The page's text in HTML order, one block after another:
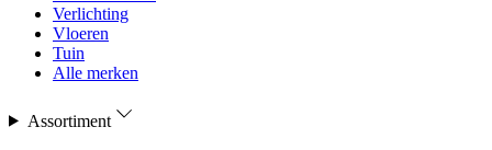
Verlichting
Vloeren
Tuin
Alle merken
Assortiment